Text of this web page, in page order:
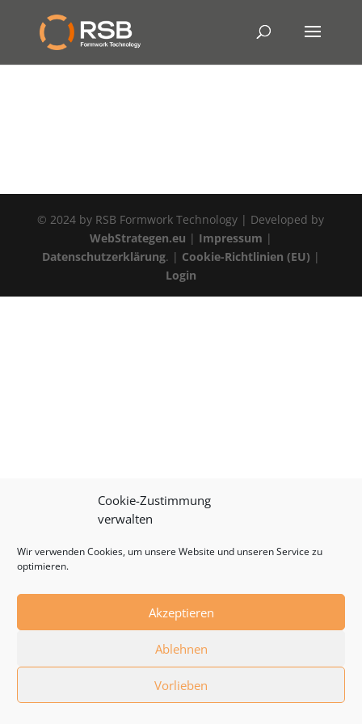
Cookie-Zustimmung
verwalten
Wir verwenden Cookies, um unsere Website und unseren Service zu
optimieren.
Akzeptieren
Ablehnen
Vorlieben
© 2024 by RSB Formwork Technology | Developed by
WebStrategen.eu | Impressum |
Datenschutzerklärung. | Cookie-Richtlinien (EU) |
Login